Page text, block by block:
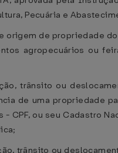
Pecuária e
origem de propriedade
agropecuários ou
trânsito ou
de uma propriedade
CPF, ou seu Cadastro
trânsito ou